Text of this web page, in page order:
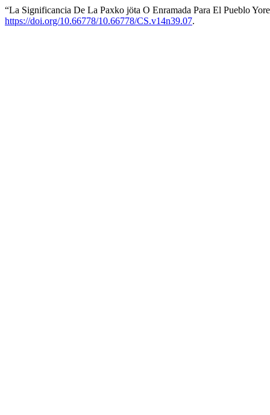
“La Significancia De La Paxko jöta O Enramada Para El Pueblo
https://doi.org/10.66778/10.66778/CS.v14n39.07.